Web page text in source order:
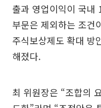
출과 영업이익이 국내
부문은 제외하는 조건
주식보상제도 확대 방
해졌다.
최 위원장은 “조합의